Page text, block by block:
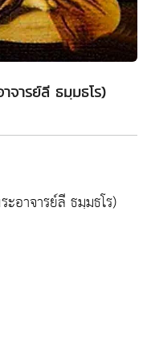
าจารย์ลี ธมฺมธโร)
อาจารย์ลี ธมฺมธโร)